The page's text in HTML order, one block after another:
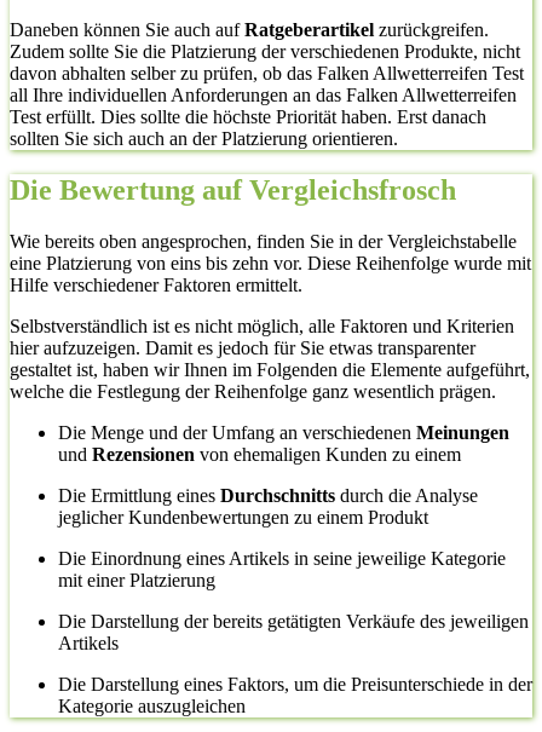
Daneben können Sie auch aufRatgeberartikel zurückgreifen.
Zudem sollte Sie die Platzierung der verschiedenen Produkte, nicht
davon abhalten selber zu prüfen, ob das Falken Allwetterreifen Test
all Ihre individuellen Anforderungen an das Falken Allwetterreifen
Test erfüllt. Dies sollte die höchste Priorität haben. Erst danach
sollten Sie sich auch an der Platzierung orientieren.
Die Bewertung auf Vergleichsfrosch
Wie bereits oben angesprochen, finden Sie in der Vergleichstabelle
eine Platzierung von eins bis zehn vor. Diese Reihenfolge wurde mit
Hilfe verschiedener Faktoren ermittelt.
Selbstverständlich ist es nicht möglich, alle Faktoren und Kriterien
hier aufzuzeigen. Damit es jedoch für Sie etwas transparenter
gestaltet ist, haben wir Ihnen im Folgenden die Elemente aufgeführt,
welche die Festlegung der Reihenfolge ganz wesentlich prägen.
Die Menge und der Umfang an verschiedenen Meinungen
und Rezensionen von ehemaligen Kunden zu einem
Die Ermittlung eines Durchschnitts durch die Analyse
jeglicher Kundenbewertungen zu einem Produkt
Die Einordnung eines Artikels in seine jeweilige Kategorie
mit einer Platzierung
Die Darstellung der bereits getätigten Verkäufe des jeweiligen
Artikels
Die Darstellung eines Faktors, um die Preisunterschiede in der
Kategorie auszugleichen